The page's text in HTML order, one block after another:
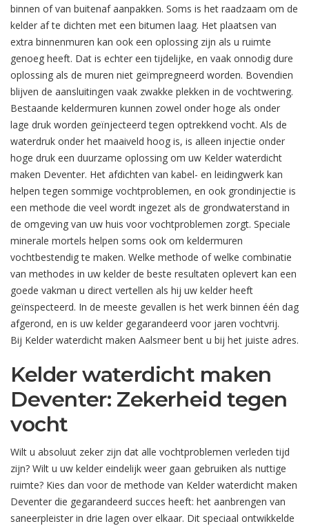
binnen of van buitenaf aanpakken. Soms is het raadzaam om de
kelder af te dichten met een bitumen laag. Het plaatsen van
extra binnenmuren kan ook een oplossing zijn als u ruimte
genoeg heeft. Dat is echter een tijdelijke, en vaak onnodig dure
oplossing als de muren niet geïmpregneerd worden. Bovendien
blijven de aansluitingen vaak zwakke plekken in de vochtwering.
Bestaande keldermuren kunnen zowel onder hoge als onder
lage druk worden geïnjecteerd tegen optrekkend vocht. Als de
waterdruk onder het maaiveld hoog is, is alleen injectie onder
hoge druk een duurzame oplossing om uw Kelder waterdicht
maken Deventer. Het afdichten van kabel- en leidingwerk kan
helpen tegen sommige vochtproblemen, en ook grondinjectie is
een methode die veel wordt ingezet als de grondwaterstand in
de omgeving van uw huis voor vochtproblemen zorgt. Speciale
minerale mortels helpen soms ook om keldermuren
vochtbestendig te maken. Welke methode of welke combinatie
van methodes in uw kelder de beste resultaten oplevert kan een
goede vakman u direct vertellen als hij uw kelder heeft
geïnspecteerd. In de meeste gevallen is het werk binnen één dag
afgerond, en is uw kelder gegarandeerd voor jaren vochtvrij.
Bij Kelder waterdicht maken Aalsmeer bent u bij het juiste adres.
Kelder waterdicht maken
Deventer: Zekerheid tegen
vocht
Wilt u absoluut zeker zijn dat alle vochtproblemen verleden tijd
zijn? Wilt u uw kelder eindelijk weer gaan gebruiken als nuttige
ruimte? Kies dan voor de methode van Kelder waterdicht maken
Deventer die gegarandeerd succes heeft: het aanbrengen van
saneerpleister in drie lagen over elkaar. Dit speciaal ontwikkelde